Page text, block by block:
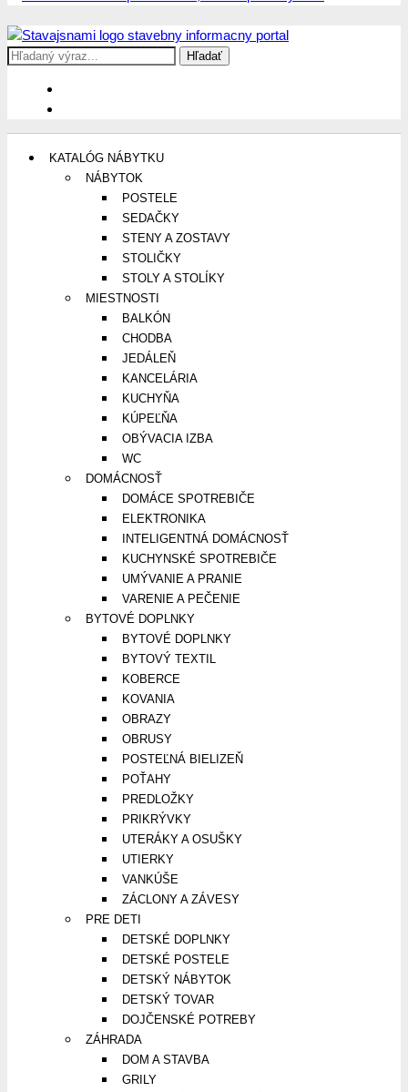
Stavajsnami.sk
Stavebníctvo, stavby, byty, domy a všetko o nich
Search
KATALÓG NÁBYTKU
NÁBYTOK
POSTELE
SEDAČKY
STENY A ZOSTAVY
STOLIČKY
STOLY A STOLÍKY
MIESTNOSTI
BALKÓN
CHODBA
JEDÁLEŇ
KANCELÁRIA
KUCHYŇA
KÚPEĽŇA
OBÝVACIA IZBA
WC
DOMÁCNOSŤ
DOMÁCE SPOTREBIČE
ELEKTRONIKA
INTELIGENTNÁ DOMÁCNOSŤ
KUCHYNSKÉ SPOTREBIČE
UMÝVANIE A PRANIE
VARENIE A PEČENIE
BYTOVÉ DOPLNKY
BYTOVÉ DOPLNKY
BYTOVÝ TEXTIL
KOBERCE
KOVANIA
OBRAZY
OBRUSY
POSTEĽNÁ BIELIZEŇ
POŤAHY
PREDLOŽKY
PRIKRÝVKY
UTERÁKY A OSUŠKY
UTIERKY
VANKÚŠE
ZÁCLONY A ZÁVESY
PRE DETI
DETSKÉ DOPLNKY
DETSKÉ POSTELE
DETSKÝ NÁBYTOK
DETSKÝ TOVAR
DOJČENSKÉ POTREBY
ZÁHRADA
DOM A STAVBA
GRILY